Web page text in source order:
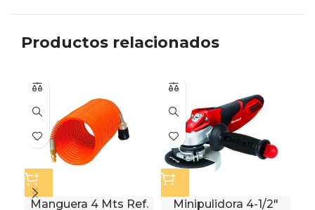
Productos relacionados
Manguera 4 Mts Ref.
Minipulidora 4-1/2″